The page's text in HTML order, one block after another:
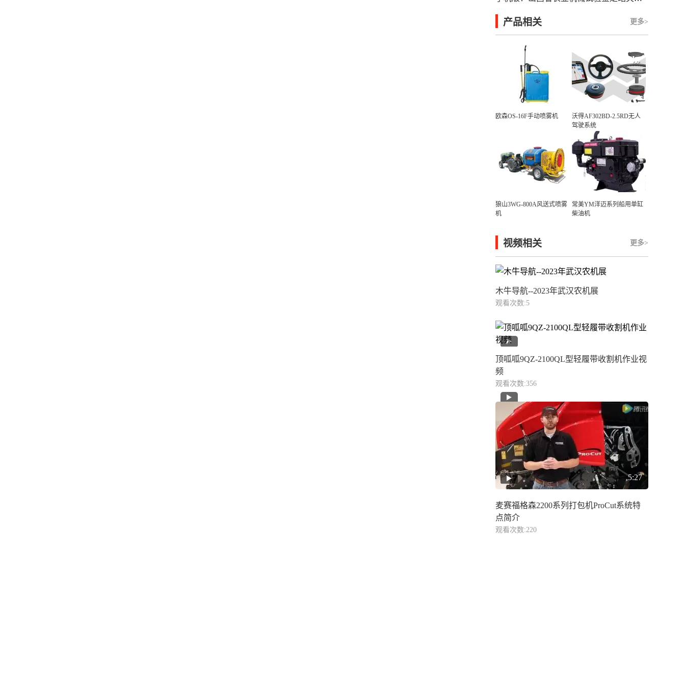
产品相关 更多>
欧森OS-16F手动喷雾机
沃得AF302BD-2.5RD无人
驾驶系统
狼山3WG-800A风送式喷雾
机
常美YM洋迈系列船用单缸
柴油机
视频相关 更多>
木牛导航--2023年武汉农机展
观看次数:5
顶呱呱9QZ-2100QL型轻履带收割机作业视
频
观看次数:356
5:27
麦赛福格森2200系列打包机ProCut系统特
点简介
观看次数:220